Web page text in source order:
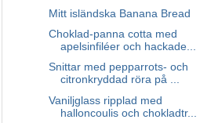
Mitt isländska Banana Bread
Choklad-panna cotta med
apelsinfiléer och hackade...
Snittar med pepparrots- och
citronkryddad röra på ...
Vaniljglass ripplad med
halloncoulis och chokladtr...